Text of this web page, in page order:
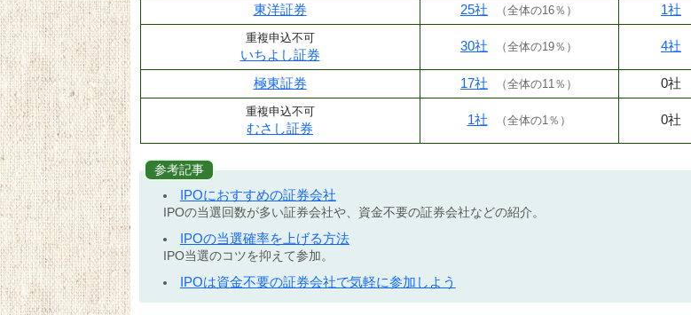
東洋証券
25社 （全体の16％ ） 1社
重複申込不可
いちよし証券
30社 （全体の19％ ） 4社
極東証券 17社 （全体の11％ ） 0社
重複申込不可
むさし証券
1社 （全体の1％ ） 0社
参考記事
IPOにおすすめの証券会社
IPOの当選回数が多い証券会社や、資金不要の証券会社などの紹介。
IPOの当選確率を上げる方法
IPO当選のコツを抑えて参加。
IPOは資金不要の証券会社で気軽に参加しよう